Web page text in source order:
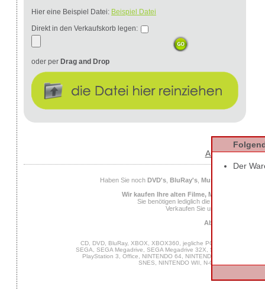
Hier eine Beispiel Datei: Beispiel Datei
Direkt in den Verkaufskorb legen:
oder per Drag and Drop
AGB
Haben Sie noch DVD's, BluRay's, Musik CD's
Wir kaufen Ihre alten Filme, Musik und Spiele
Sie benötigen lediglich die
Verkaufen Sie uns Ihre alten
Ab 25 Euro
CD, DVD, BluRay, XBOX, XBOX360, jegliche PC Software,
SEGA, SEGA Megadrive, SEGA Megadrive 32X, SEGA Master
PlayStation 3, Office, NINTENDO 64, NINTENDO DS,
SNES, NINTENDO WII, N-Gage, MUSIK,
Der